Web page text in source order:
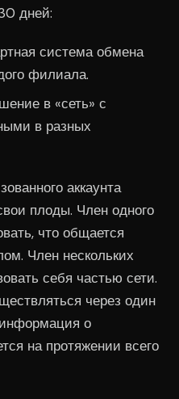
дней:
система обмена
филиала.
в «сеть» с
в разных
аккаунта
плоды. Член одного
что общается
Член нескольких
себя частью сети.
через один
информация о
на протяжении всего